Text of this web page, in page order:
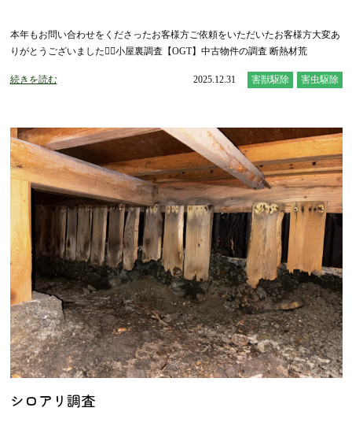
本年もお問い合わせをくださったお客様方ご依頼をいただいたお客様方大変あ
りがとうございました🙇‍♂️小屋裏調査【OGT】中古物件の調査 断熱材荒
続きを読む 2025.12.31 害獣駆除 害虫駆除
シロアリ調査